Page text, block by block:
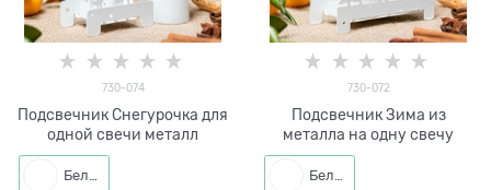
730-074
Подсвечник Снегурочка для
одной свечи металл
Белый
730-072
Подсвечник Зима из
металла на одну свечу
Белый